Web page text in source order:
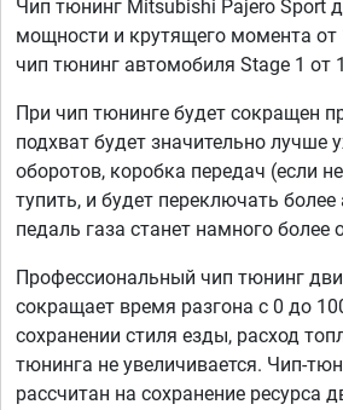
Чип тюнинг Mitsubishi Pajero Sport
мощности и крутящего момента от
чип тюнинг автомобиля Stage 1 от
При чип тюнинге будет сокращен
подхват будет значительно лучше
оборотов, коробка передач (если
тупить, и будет переключать более
педаль газа станет намного более
Профессиональный чип тюнинг
сокращает время разгона с 0 до
сохранении стиля езды, расход
тюнинга не увеличивается. Чип-
рассчитан на сохранение ресурса